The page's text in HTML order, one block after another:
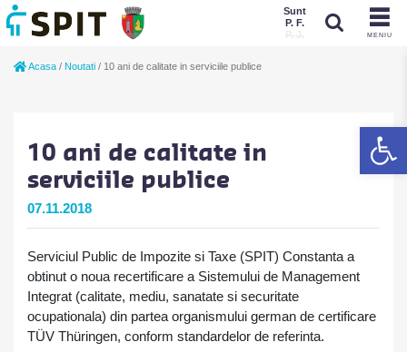
MENIU
Sunt
P. F.
Acasa / Noutati / 10 ani de calitate in serviciile publice
10 ani de calitate in
serviciile publice
07.11.2018
Serviciul Public de Impozite si Taxe (SPIT) Constanta a
obtinut o noua recertificare a Sistemului de Management
Integrat (calitate, mediu, sanatate si securitate
ocupationala) din partea organismului german de certificare
TÜV Thüringen, conform standardelor de referinta.